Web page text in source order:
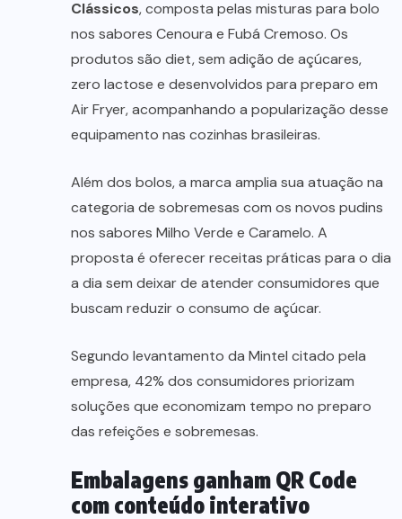
Clássicos, composta pelas misturas para bolo
nos sabores Cenoura e Fubá Cremoso. Os
produtos são diet, sem adição de açúcares,
zero lactose e desenvolvidos para preparo em
Air Fryer, acompanhando a popularização desse
equipamento nas cozinhas brasileiras.
Além dos bolos, a marca amplia sua atuação na
categoria de sobremesas com os novos pudins
nos sabores Milho Verde e Caramelo. A
proposta é oferecer receitas práticas para o dia
a dia sem deixar de atender consumidores que
buscam reduzir o consumo de açúcar.
Segundo levantamento da Mintel citado pela
empresa, 42% dos consumidores priorizam
soluções que economizam tempo no preparo
das refeições e sobremesas.
Embalagens ganham QR Code
com conteúdo interativo